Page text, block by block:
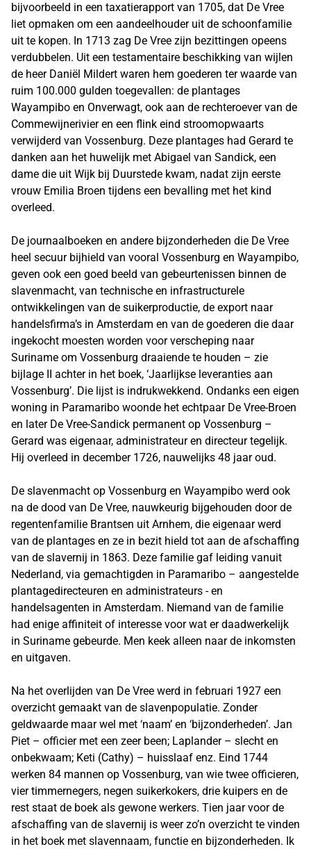
bijvoorbeeld in een taxatierapport van 1705, dat De Vree
liet opmaken om een aandeelhouder uit de schoonfamilie
uit te kopen. In 1713 zag De Vree zijn bezittingen opeens
verdubbelen. Uit een testamentaire beschikking van wijlen
de heer Daniël Mildert waren hem goederen ter waarde van
ruim 100.000 gulden toegevallen: de plantages
Wayampibo en Onverwagt, ook aan de rechteroever van de
Commewijnerivier en een flink eind stroomopwaarts
verwijderd van Vossenburg. Deze plantages had Gerard te
danken aan het huwelijk met Abigael van Sandick, een
dame die uit Wijk bij Duurstede kwam, nadat zijn eerste
vrouw Emilia Broen tijdens een bevalling met het kind
overleed.
De journaalboeken en andere bijzonderheden die De Vree
heel secuur bijhield van vooral Vossenburg en Wayampibo,
geven ook een goed beeld van gebeurtenissen binnen de
slavenmacht, van technische en infrastructurele
ontwikkelingen van de suikerproductie, de export naar
handelsfirma’s in Amsterdam en van de goederen die daar
ingekocht moesten worden voor verscheping naar
Suriname om Vossenburg draaiende te houden – zie
bijlage II achter in het boek, ‘Jaarlijkse leveranties aan
Vossenburg’. Die lijst is indrukwekkend. Ondanks een eigen
woning in Paramaribo woonde het echtpaar De Vree-Broen
en later De Vree-Sandick permanent op Vossenburg –
Gerard was eigenaar, administrateur en directeur tegelijk.
Hij overleed in december 1726, nauwelijks 48 jaar oud.
De slavenmacht op Vossenburg en Wayampibo werd ook
na de dood van De Vree, nauwkeurig bijgehouden door de
regentenfamilie Brantsen uit Arnhem, die eigenaar werd
van de plantages en ze in bezit hield tot aan de afschaffing
van de slavernij in 1863. Deze familie gaf leiding vanuit
Nederland, via gemachtigden in Paramaribo – aangestelde
plantagedirecteuren en administrateurs - en
handelsagenten in Amsterdam. Niemand van de familie
had enige affiniteit of interesse voor wat er daadwerkelijk
in Suriname gebeurde. Men keek alleen naar de inkomsten
en uitgaven.
Na het overlijden van De Vree werd in februari 1927 een
overzicht gemaakt van de slavenpopulatie. Zonder
geldwaarde maar wel met ‘naam’ en ‘bijzonderheden’. Jan
Piet – officier met een zeer been; Laplander – slecht en
onbekwaam; Keti (Cathy) – huisslaaf enz. Eind 1744
werken 84 mannen op Vossenburg, van wie twee officieren,
vier timmernegers, negen suikerkokers, drie kuipers en de
rest staat de boek als gewone werkers. Tien jaar voor de
afschaffing van de slavernij is weer zo’n overzicht te vinden
in het boek met slavennaam, functie en bijzonderheden. Ik